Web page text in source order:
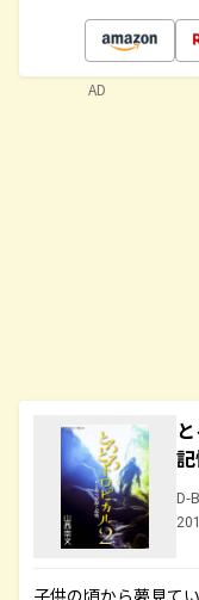
D-
子供の頃から夢見て
AD